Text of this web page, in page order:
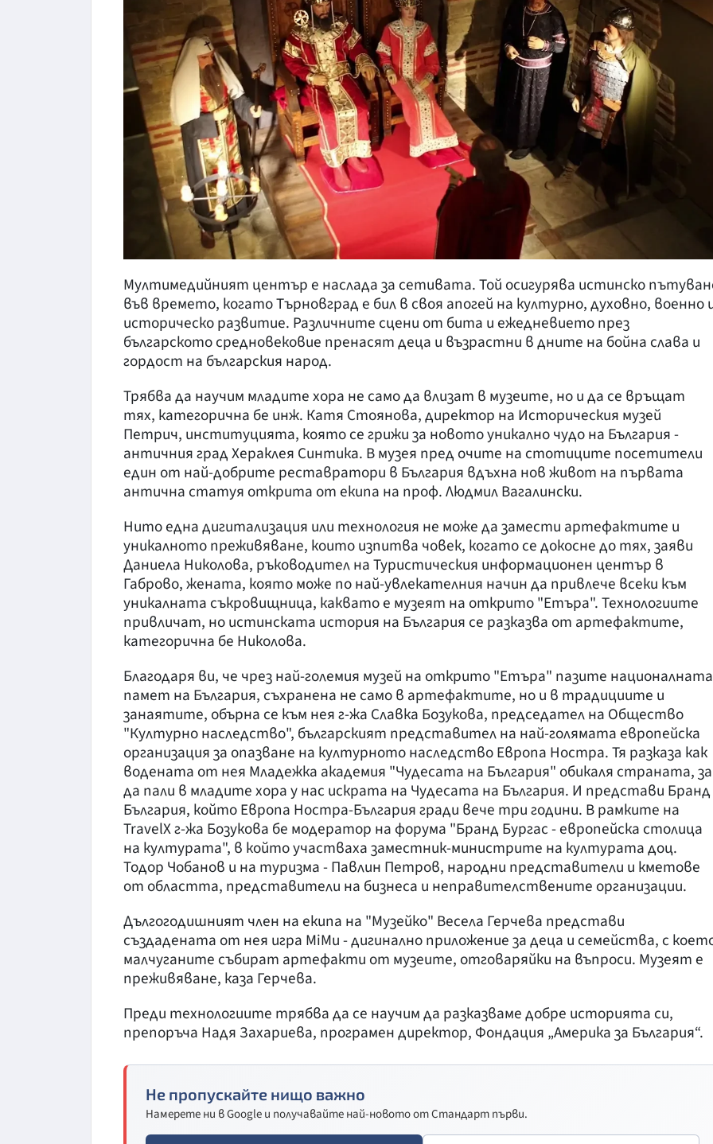
Мултимедийният център е наслада за сетивата. Той осигурява истинско
във времето, когато Търновград е бил в своя апогей на културно, духовно, военно
историческо развитие. Различните сцени от бита и ежедневието през
българското средновековие пренасят деца и възрастни в дните на бойна слава и
гордост на българския народ.
Трябва да научим младите хора не само да влизат в музеите, но и да се връщат
тях, категорична бе инж. Катя Стоянова, директор на Историческия музей
Петрич, институцията, която се грижи за новото уникално чудо на България -
античния град Хераклея Синтика. В музея пред очите на стотиците посетители
един от най-добрите реставратори в България вдъхна нов живот на първата
антична статуя открита от екипа на проф. Людмил Вагалински.
Нито една дигитализация или технология не може да замести артефактите и
уникалното преживяване, които изпитва човек, когато се докосне до тях, заяви
Даниела Николова, ръководител на Туристическия информационен център в
Габрово, жената, която може по най-увлекателния начин да привлече всеки към
уникалната съкровищница, каквато е музеят на открито "Етъра". Технологиите
привличат, но истинската история на България се разказва от артефактите,
категорична бе Николова.
Благодаря ви, че чрез най-големия музей на открито "Етъра" пазите националната
памет на България, съхранена не само в артефактите, но и в традициите и
занаятите, обърна се към нея г-жа Славка Бозукова, председател на Общество
"Културно наследство", българският представител на най-голямата европейска
организация за опазване на културното наследство Европа Ностра. Тя разказа как
водената от нея Младежка академия "Чудесата на България" обикаля страната, за
да пали в младите хора у нас искрата на Чудесата на България. И представи Бранд
България, който Европа Ностра-България гради вече три години. В рамките на
TravelX г-жа Бозукова бе модератор на форума "Бранд Бургас - европейска столица
на културата", в който участваха заместник-министрите на културата доц.
Тодор Чобанов и на туризма - Павлин Петров, народни представители и кметове
от областта, представители на бизнеса и неправителствените организации.
Дългогодишният член на екипа на "Музейко" Весела Герчевa представи
създадената от нея игра MiMu - дигинално приложение за деца и семейства, с
малчуганите събират артефакти от музеите, отговаряйки на въпроси. Музеят е
преживяване, каза Герчева.
Преди технологиите трябва да се научим да разказваме добре историята си,
препоръча Надя Захариева, програмен директор, Фондация „Америка за България“.
Не пропускайте нищо важно
Намерете ни в Google и получавайте най-новото от Стандарт първи.